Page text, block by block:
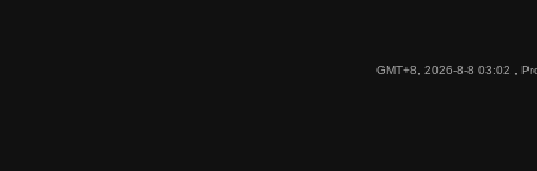
GMT+8, 2026-8-8 03:02 ,